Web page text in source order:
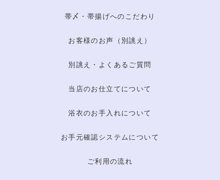
帯〆・帯揚げへのこだわり
お客様のお声（別誂え）
別誂え・よくあるご質問
当店のお仕立てについて
浴衣のお手入れについて
お手元確認システムについて
ご利用の流れ